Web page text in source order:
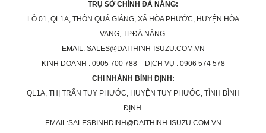
TRỤ SỞ CHÍNH ĐÀ NẴNG:
LÔ 01, QL1A, THÔN QUÁ GIÁNG, XÃ HÒA PHƯỚC, HUYỆN HÒA
VANG, TP.ĐÀ NẴNG.
EMAIL: SALES@DAITHINH-ISUZU.COM.VN
KINH DOANH : 0905 700 788 – DỊCH VỤ : 0906 574 578
CHI NHÁNH BÌNH ĐỊNH:
QL1A, THỊ TRẤN TUY PHƯỚC, HUYỆN TUY PHƯỚC, TỈNH BÌNH
ĐỊNH.
EMAIL:SALESBINHDINH@DAITHINH-ISUZU.COM.VN